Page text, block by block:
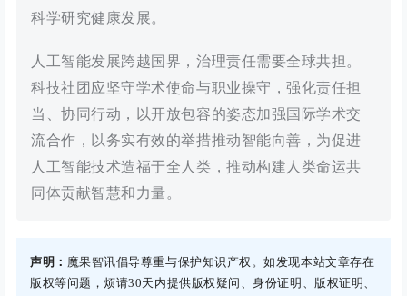
科学研究健康发展。
人工智能发展跨越国界，治理责任需要全球共担。
科技社团应坚守学术使命与职业操守，强化责任担
当、协同行动，以开放包容的姿态加强国际学术交
流合作，以务实有效的举措推动智能向善，为促进
人工智能技术造福于全人类，推动构建人类命运共
同体贡献智慧和力量。
声明： 魔果智讯倡导尊重与保护知识产权。如发现本站文章存在
版权等问题，烦请30天内提供版权疑问、身份证明、版权证明、